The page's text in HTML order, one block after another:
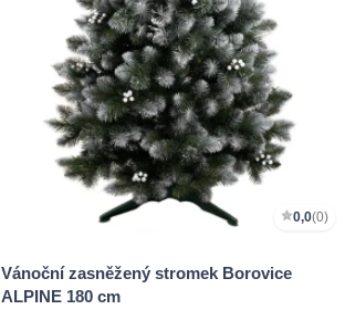
0,0(0)
Vánoční zasněžený stromek Borovice
ALPINE 180 cm